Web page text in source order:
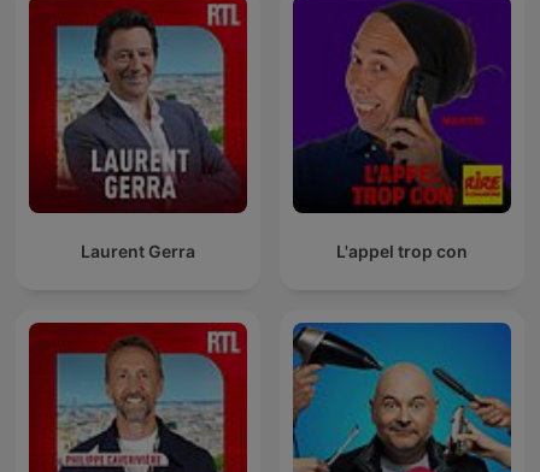
Laurent Gerra L'appel trop con